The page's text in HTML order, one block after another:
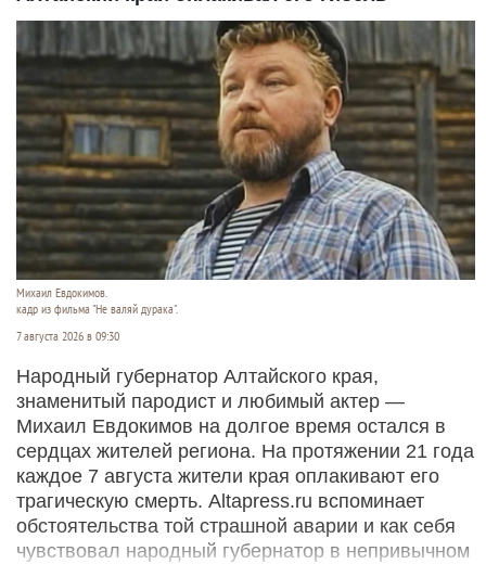
Михаил Евдокимов.
кадр из фильма "Не валяй дурака".
7 августа 2026 в 09:30
Народный губернатор Алтайского края,
знаменитый пародист и любимый актер —
Михаил Евдокимов на долгое время остался в
сердцах жителей региона. На протяжении 21 года
каждое 7 августа жители края оплакивают его
трагическую смерть. Altapress.ru вспоминает
обстоятельства той страшной аварии и как себя
чувствовал народный губернатор в непривычном